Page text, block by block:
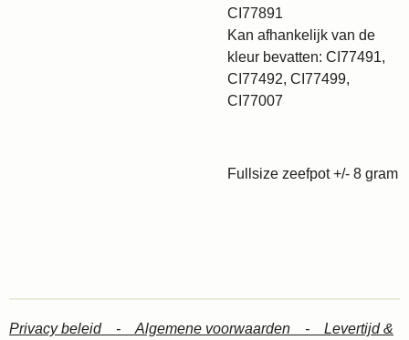
CI77891
Kan afhankelijk van de
kleur bevatten: CI77491,
CI77492, CI77499,
CI77007
Fullsize zeefpot +/- 8 gram
Privacy beleid - Algemene voorwaarden - Levertijd &